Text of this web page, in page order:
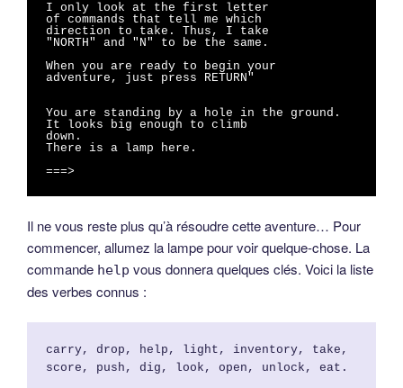
I only look at the first letter
of commands that tell me which
direction to take. Thus, I take
"NORTH" and "N" to be the same.
When you are ready to begin your
adventure, just press RETURN"
You are standing by a hole in the ground.
It looks big enough to climb
There is a lamp here.
===>
Il ne vous reste plus qu’à résoudre cette aventure… Pour
commencer, allumez la lampe pour voir quelque-chose. La
commande help vous donnera quelques clés. Voici la liste
des verbes connus :
carry, drop, help, light, inventory, take,
score, push, dig, look, open, unlock, eat.